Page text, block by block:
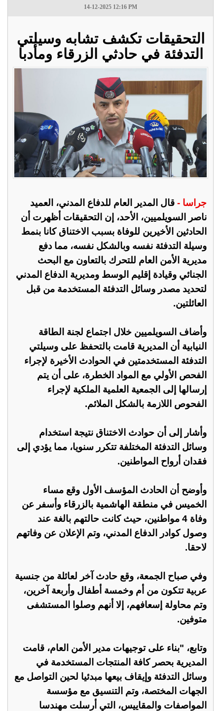
14-12-2025 12:16 PM
التحقيقات تكشف تشابه وسيلتي
التدفئة في حادثي الزرقاء ومأدبا
جراسا - قال المدير العام للدفاع المدني، العميد
ناصر السويلميين، الأحد، إن التحقيقات أظهرت أن
الحادثين الأخيرين للوفاة بسبب الاختناق كانا بنمط
وسيلة التدفئة نفسه وبالشكل نفسه، مما دفع
مديرية الأمن العام للتحرك بالتعاون مع البحث
الجنائي وقيادة إقليم الوسط ومديرية الدفاع المدني
لتحديد مصدر وسائل التدفئة المستخدمة من قبل
العائلتين.
وأضاف السويلميين خلال اجتماع لجنة الطاقة
النيابية أن المديرية قامت بالتحفظ على وسيلتي
التدفئة المستخدمتين في الحوادث الأخيرة لإجراء
الفحص الأولي مع المواد الخطرة، على أن يتم
إرسالها إلى الجمعية العلمية الملكية لإجراء
الفحوص اللازمة بالشكل الملائم.
وأشار إلى أن حوادث الاختناق نتيجة استخدام
وسائل التدفئة المختلفة تتكرر سنويا، مما يؤدي إلى
فقدان أرواح المواطنين.
وأوضح أن الحادث المؤسف الأول وقع مساء
الخميس في منطقة الهاشمية بالزرقاء وأسفر عن
وفاة 4 مواطنين، حيث كانت حالتهم بالغة عند
وصول كوادر الدفاع المدني، وتم الإعلان عن وفاتهم
لاحقا.
وفي صباح الجمعة، وقع حادث آخر لعائلة من جنسية
عربية تتكون من أم وخمسة أطفال وأربعة آخرين،
وتم محاولة إسعافهم، إلا أنهم وصلوا المستشفى
متوفين.
وتابع، "بناء على توجيهات مدير الأمن العام، قامت
المديرية بحصر كافة المنتجات المستخدمة في
وسائل التدفئة وإيقاف بيعها مبدئيا لحين التواصل مع
الجهات المختصة، وتم التنسيق مع مؤسسة
المواصفات والمقاييس، التي أرسلت مهندسا